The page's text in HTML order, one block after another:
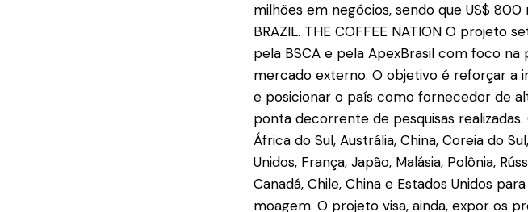
milhões em negócios, sendo que US$
BRAZIL. THE COFFEE NATION O projeto
pela BSCA e pela ApexBrasil com foco
mercado externo. O objetivo é reforçar a
e posicionar o país como fornecedor de
ponta decorrente de pesquisas
África do Sul, Austrália, China, Coreia do
Unidos, França, Japão, Malásia, Polônia,
Canadá, Chile, China e Estados Unidos
moagem. O projeto visa, ainda, expor os